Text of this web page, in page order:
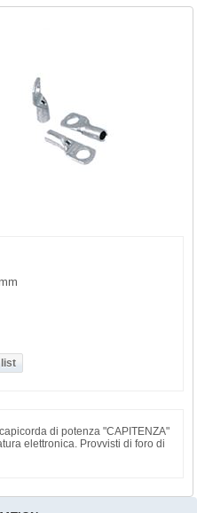
di potenza "CAPITENZA"
elettronica. Provvisti di foro di